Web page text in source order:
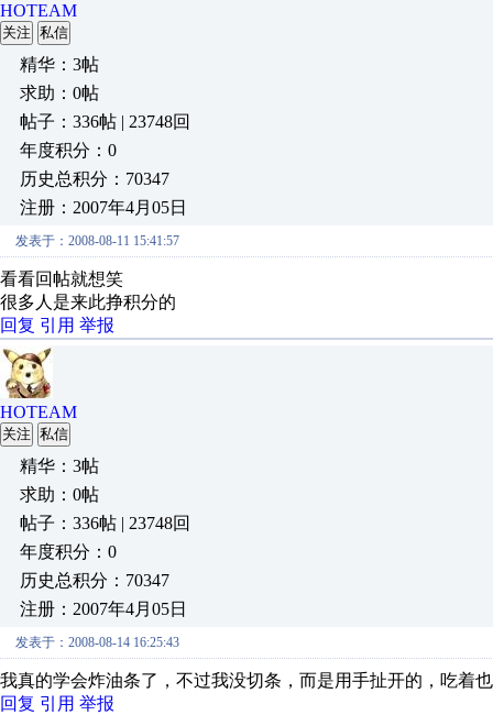
HOTEAM
关注 私信
精华：3帖
求助：0帖
帖子：336帖 | 23748回
年度积分：0
历史总积分：70347
注册：2007年4月05日
发表于：2008-08-11 15:41:57
看看回帖就想笑
很多人是来此挣积分的
回复 引用 举报
HOTEAM
关注 私信
精华：3帖
求助：0帖
帖子：336帖 | 23748回
年度积分：0
历史总积分：70347
注册：2007年4月05日
发表于：2008-08-14 16:25:43
我真的学会炸油条了，不过我没切条，而是用手扯开的，吃着
回复 引用 举报